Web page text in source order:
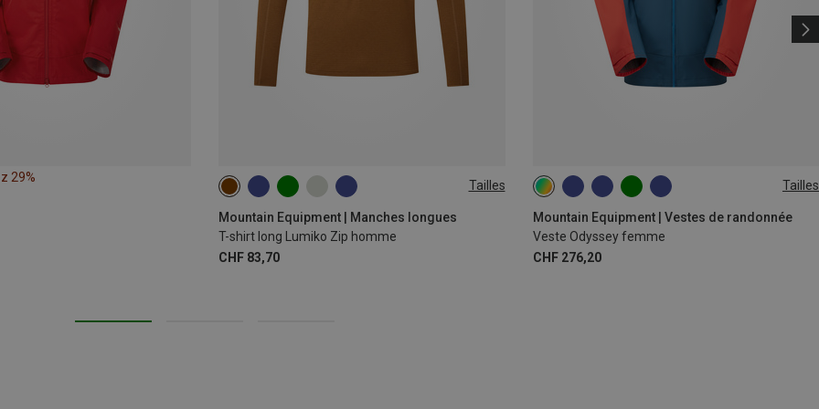
29%
Tailles
Mountain Equipment | Manches longues
T-shirt long Lumiko Zip homme
CHF 83,70
S M L XL Tailles
Mountain Equipment | Vestes de randonnée
Veste Odyssey femme
CHF 276,20
XS S M